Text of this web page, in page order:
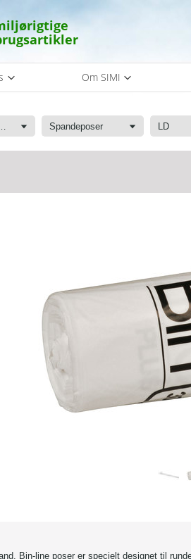
Om SIMI
og sække Spandeposer LD
Bin-line poser er specielt designet til